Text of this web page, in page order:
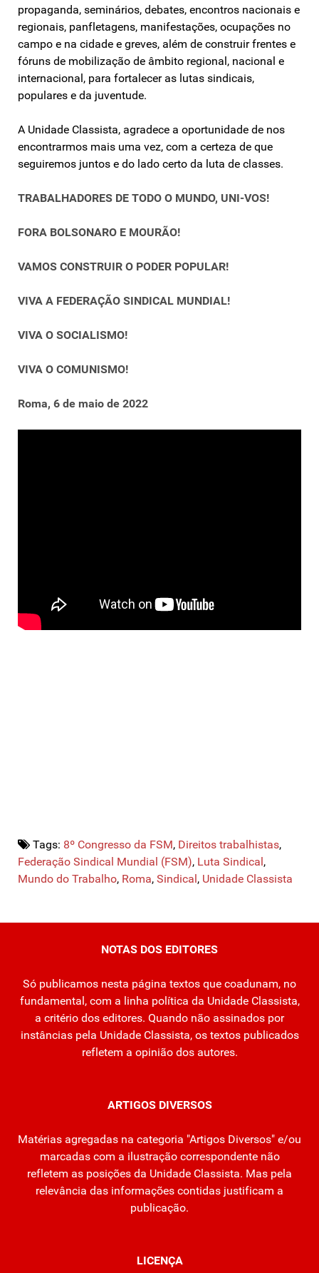
propaganda, seminários, debates, encontros nacionais e
regionais, panfletagens, manifestações, ocupações no
campo e na cidade e greves, além de construir frentes e
fóruns de mobilização de âmbito regional, nacional e
internacional, para fortalecer as lutas sindicais,
populares e da juventude.
A Unidade Classista, agradece a oportunidade de nos
encontrarmos mais uma vez, com a certeza de que
seguiremos juntos e do lado certo da luta de classes.
TRABALHADORES DE TODO O MUNDO, UNI-VOS!
FORA BOLSONARO E MOURÃO!
VAMOS CONSTRUIR O PODER POPULAR!
VIVA A FEDERAÇÃO SINDICAL MUNDIAL!
VIVA O SOCIALISMO!
VIVA O COMUNISMO!
Roma, 6 de maio de 2022
Tags: 8º Congresso da FSM, Direitos trabalhistas,
Federação Sindical Mundial (FSM), Luta Sindical,
Mundo do Trabalho, Roma, Sindical, Unidade Classista
NOTAS DOS EDITORES
Só publicamos nesta página textos que coadunam, no
fundamental, com a linha política da Unidade Classista,
a critério dos editores. Quando não assinados por
instâncias pela Unidade Classista, os textos publicados
refletem a opinião dos autores.
ARTIGOS DIVERSOS
Matérias agregadas na categoria "Artigos Diversos" e/ou
marcadas com a ilustração correspondente não
refletem as posições da Unidade Classista. Mas pela
relevância das informações contidas justificam a
publicação.
LICENÇA